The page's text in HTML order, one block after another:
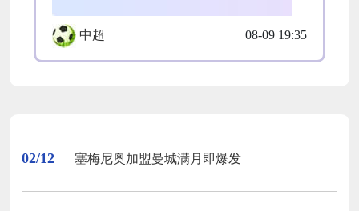
中超 08-09 19:35
02/12 塞梅尼奥加盟曼城满月即爆发